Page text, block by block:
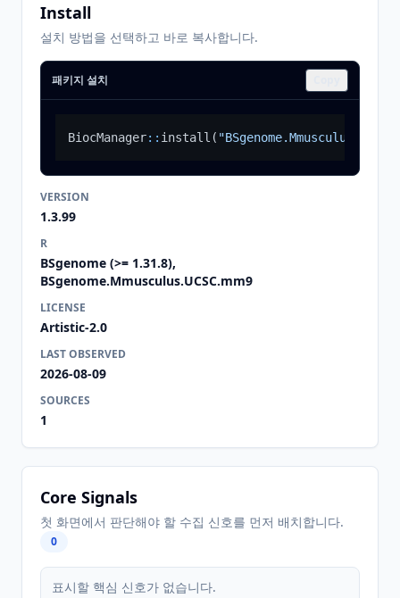
Install
설치 방법을 선택하고 바로 복사합니다.
패키지 설치
BiocManager:: install (
VERSION
1.3.99
R
BSgenome (>= 1.31.8),
BSgenome.Mmusculus.UCSC.mm9
LICENSE
Artistic-2.0
LAST OBSERVED
2026-08-09
SOURCES
1
Core Signals
첫 화면에서 판단해야 할 수집 신호를 먼저 배치합니다.
0
표시할 핵심 신호가 없습니다.